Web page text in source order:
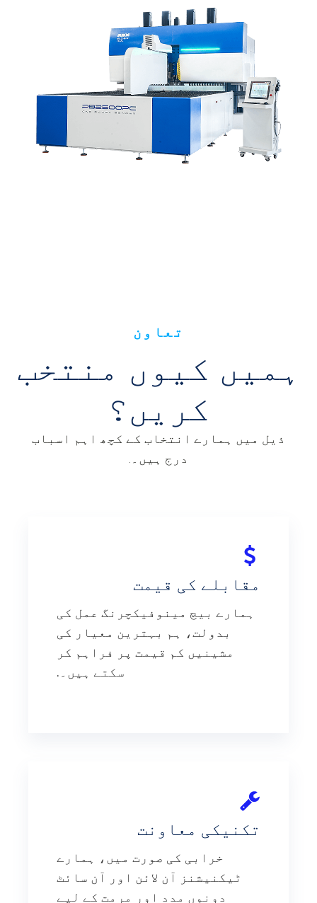
تعاون
ہمیں کیوں منتخب
کریں؟
ذیل میں ہمارے انتخاب کے کچھ اہم اسباب
درج ہیں۔.
مقابلے کی قیمت
ہمارے بیچ مینوفیکچرنگ عمل کی
بدولت، ہم بہترین معیار کی
مشینیں کم قیمت پر فراہم کر
سکتے ہیں۔.
تکنیکی معاونت
خرابی کی صورت میں، ہمارے
ٹیکنیشنز آن لائن اور آن سائٹ
دونوں مدد اور مرمت کے لیے